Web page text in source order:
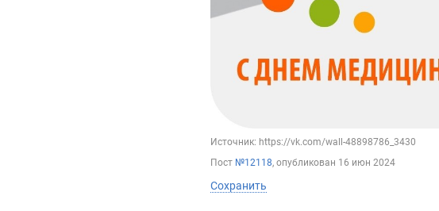
Источник: https://vk.com/wall-48898786_3430
Пост №12118, опубликован 16 июн 2024
Сохранить